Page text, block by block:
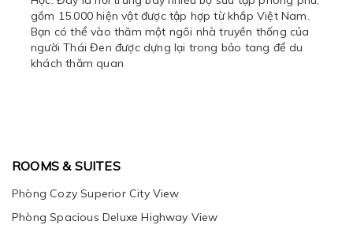
gồm 15.000 hiện vật được tập hợp từ khắp Việt Nam.
Bạn có thể vào thăm một ngôi nhà truyền thống của
người Thái Đen được dựng lại trong bảo tang để du
khách thăm quan
ROOMS & SUITES
Phòng Cozy Superior City View
Phòng Spacious Deluxe Highway View